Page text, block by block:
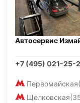
Автосервис
+7 (495) 021-25-
Первомайская
Щелковская